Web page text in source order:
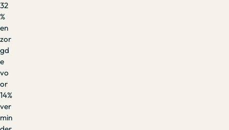
32
%
en
zor
gd
e
vo
or
14%
ver
min